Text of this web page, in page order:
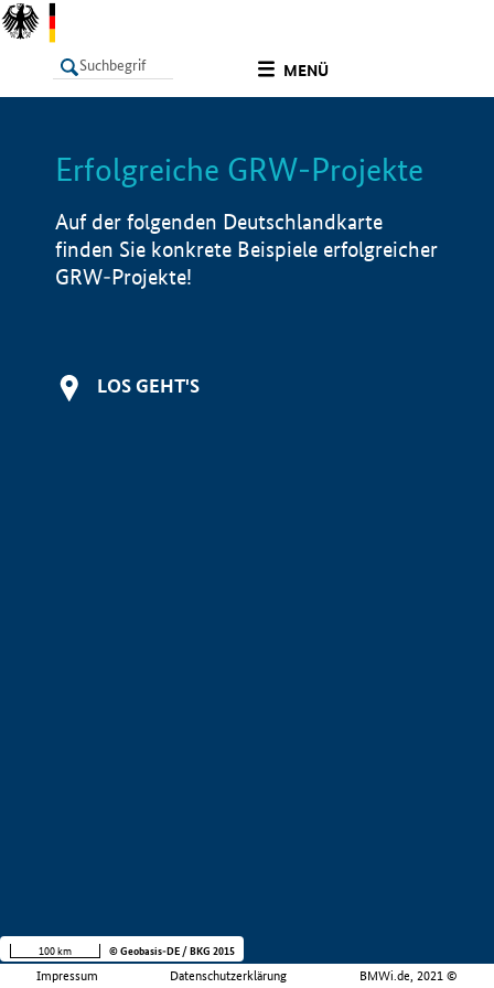
MENÜ
LISTE Info
Erfolgreiche GRW-Projekte
Auf der folgenden Deutschlandkarte
finden Sie konkrete Beispiele erfolgreicher
GRW-Projekte!
LOS GEHT'S
Impressum Datenschutzerklärung BMWi.de, 2021 ©
100 km © Geobasis-DE / BKG 2015